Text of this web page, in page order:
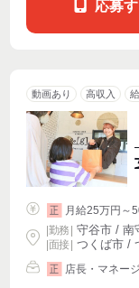
応募
動画あり 高収入
正
月給25万円～
|勤務 守谷市 / 南
| 面接 | つくば市 /
正 店長・マネージャー